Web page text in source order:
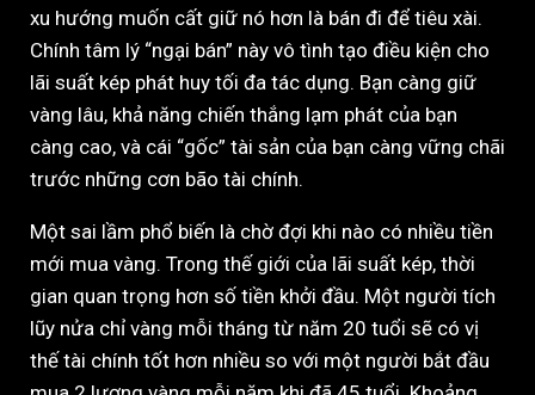
xu hướng muốn cất giữ nó hơn là bán đi để tiêu xài.
Chính tâm lý “ngại bán” này vô tình tạo điều kiện cho
lãi suất kép phát huy tối đa tác dụng. Bạn càng giữ
vàng lâu, khả năng chiến thắng lạm phát của bạn
càng cao, và cái “gốc” tài sản của bạn càng vững chãi
trước những cơn bão tài chính.
Một sai lầm phổ biến là chờ đợi khi nào có nhiều tiền
mới mua vàng. Trong thế giới của lãi suất kép, thời
gian quan trọng hơn số tiền khởi đầu. Một người tích
lũy nửa chỉ vàng mỗi tháng từ năm 20 tuổi sẽ có vị
thế tài chính tốt hơn nhiều so với một người bắt đầu